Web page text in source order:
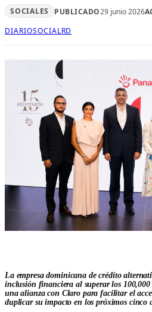
SOCIALES PUBLICADO29 junio 2026
DIARIOSOCIALRD
La empresa dominicana de crédito
inclusión financiera al superar los
una alianza con Claro para facilitar el
duplicar su impacto en los próximos cinco